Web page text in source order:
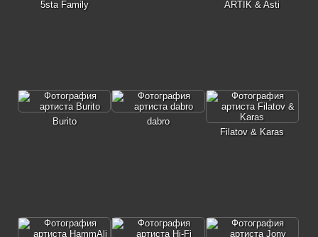
5sta Family
ARTIK & Asti
Burito
dabro
Filatov & Karas